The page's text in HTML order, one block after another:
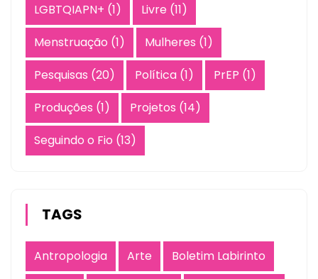
LGBTQIAPN+ (1) Livre (11)
Menstruação (1) Mulheres (1)
Pesquisas (20) Política (1) PrEP (1)
Produções (1) Projetos (14)
Seguindo o Fio (13)
TAGS
Antropologia Arte
Boletim Labirinto